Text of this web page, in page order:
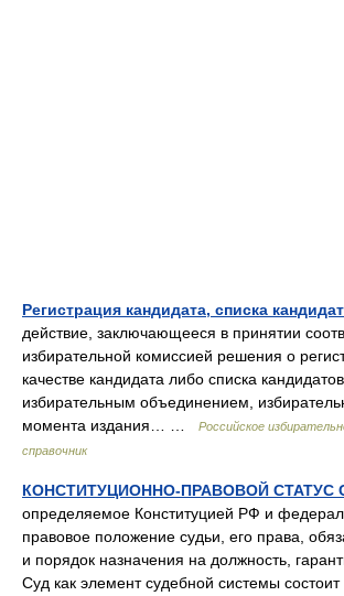
Регистрация кандидата, списка
действие, заключающееся в принятии
избирательной комиссией решения о
качестве кандидата либо списка
избирательным объединением,
момента издания… …
Российское
справочник
КОНСТИТУЦИОННО-ПРАВОВОЙ СТАТУС
определяемое Конституцией РФ и
правовое положение судьи, его права,
и порядок назначения на должность,
Суд как элемент судебной системы